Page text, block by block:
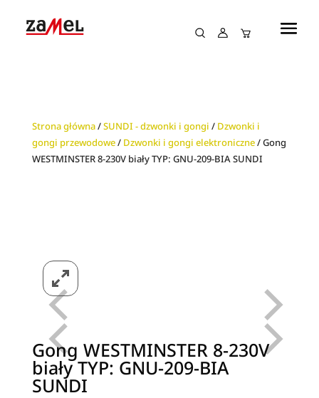
Strona główna/SUNDI - dzwonki i gongi / Dzwonki i
gongi przewodowe/ Dzwonki i gongi elektroniczne/ Gong
WESTMINSTER 8-230V biały TYP: GNU-209-BIA SUNDI
Gong WESTMINSTER 8-230V
biały TYP: GNU-209-BIA
SUNDI